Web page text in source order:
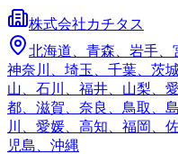
株式会社カチタス
北海道、青森、岩手、
神奈川、埼玉、千葉、茨
山、石川、福井、山梨、
都、滋賀、奈良、鳥取、
川、愛媛、高知、福岡、
児島、沖縄